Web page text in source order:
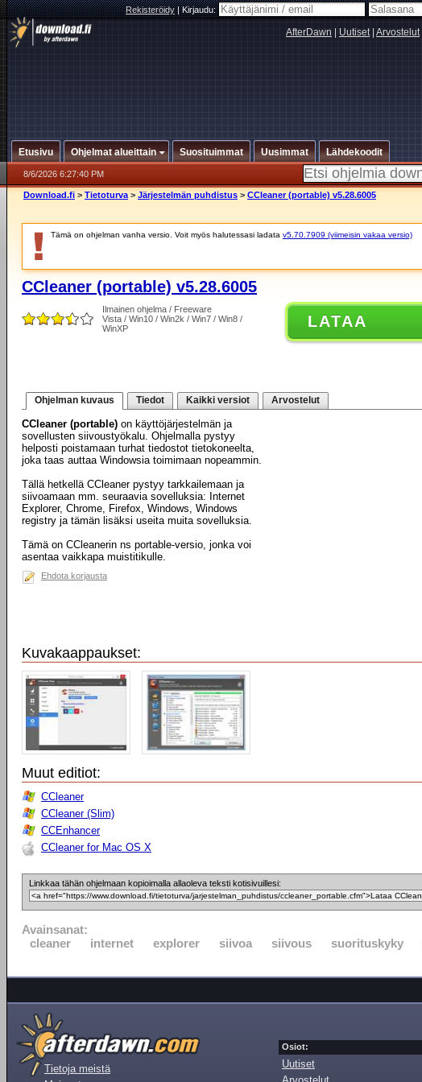
Rekisteröidy|Kirjaudu:
AfterDawn Uutiset| Arvostelut|
Etusivu Ohjelmat alueittain Suosituimmat Uusimmat Lähdekoodit
8/6/2026 6:27:40 PM
Download.fi > Tietoturva > Järjestelmän puhdistus > CCleaner (portable) v5.28.6005
Tämä on ohjelman vanha versio. Voit myös halutessasi ladata v5.70.7909 (viimeisin vakaa versio)
CCleaner (portable) v5.28.6005
Ilmainen ohjelma / Freeware
Vista / Win10 / Win2k / Win7 / Win8 /
WinXP
LATAA
Ohjelman kuvaus Tiedot Kaikki versiot Arvostelut
CCleaner (portable) on käyttöjärjestelmän ja
sovellusten siivoustyökalu. Ohjelmalla pystyy
helposti poistamaan turhat tiedostot tietokoneelta,
joka taas auttaa Windowsia toimimaan nopeammin.
Tällä hetkellä CCleaner pystyy tarkkailemaan ja
siivoamaan mm. seuraavia sovelluksia: Internet
Explorer, Chrome, Firefox, Windows, Windows
registry ja tämän lisäksi useita muita sovelluksia.
Tämä on CCleanerin ns portable-versio, jonka voi
asentaa vaikkapa muistitikulle.
Ehdota korjausta
Kuvakaappaukset:
Muut editiot:
CCleaner
CCleaner (Slim)
CCEnhancer
CCleaner for Mac OS X
Linkkaa tähän ohjelmaan kopioimalla allaoleva teksti kotisivuillesi:
Avainsanat:
cleaner
internet explorer siivoa siivous suorituskyky
Tietoja meistä
Osiot:
Uutiset